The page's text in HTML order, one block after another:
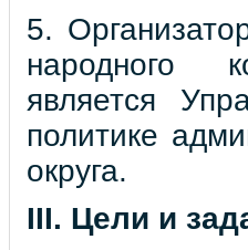
5.
народного
является
политике
округа.
III. Цели и